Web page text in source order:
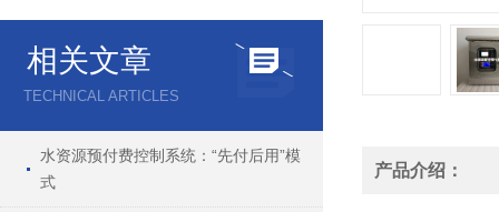
相关文章
TECHNICAL ARTICLES
水资源预付费控制系统：“先付后用”模
式
产品介绍：